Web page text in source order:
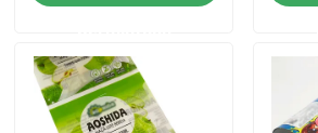
Kontrol kualitas